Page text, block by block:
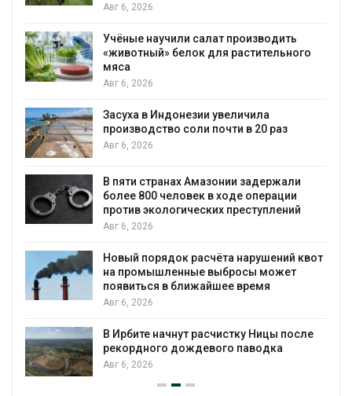
Авг 6, 2026
Учёные научили салат производить
«животный» белок для растительного
мяса
Авг 6, 2026
Засуха в Индонезии увеличила
производство соли почти в 20 раз
Авг 6, 2026
В пяти странах Амазонии задержали
более 800 человек в ходе операции
против экологических преступлений
Авг 6, 2026
Новый порядок расчёта нарушений квот
на промышленные выбросы может
появиться в ближайшее время
Авг 6, 2026
В Ирбите начнут расчистку Ницы после
рекордного дождевого паводка
Авг 6, 2026